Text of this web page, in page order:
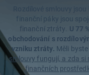
Rozdílové smlouvy
finanční páky jsou
finanční ztráty. U 77
obchodování s
vzniku ztráty. Měli
smlouvy fungují, a zda
finančních